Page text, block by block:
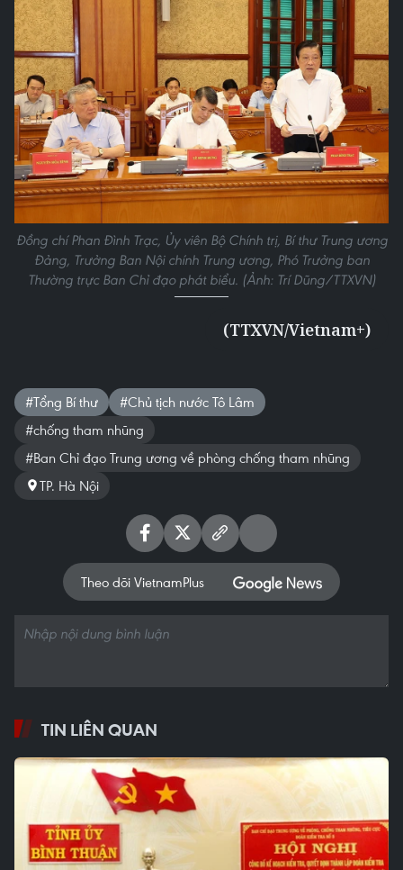
Đồng chí Phan Đình Trạc, Ủy viên Bộ Chính trị, Bí thư Trung ương
Đảng, Trưởng Ban Nội chính Trung ương, Phó Trưởng ban
Thường trực Ban Chỉ đạo phát biểu. (Ảnh: Trí Dũng/TTXVN)
(TTXVN/Vietnam+)
#Tổng Bí thư
#Chủ tịch nước Tô Lâm
#chống tham nhũng
#Ban Chỉ đạo Trung ương về phòng chống tham nhũng
TP. Hà Nội
Theo dõi VietnamPlus
TIN LIÊN QUAN